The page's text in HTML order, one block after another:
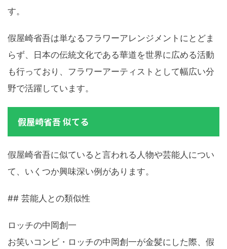
す。
假屋崎省吾は単なるフラワーアレンジメントにとどま
らず、日本の伝統文化である華道を世界に広める活動
も行っており、フラワーアーティストとして幅広い分
野で活躍しています。
假屋崎省吾 似てる
假屋崎省吾に似ていると言われる人物や芸能人につい
て、いくつか興味深い例があります。
## 芸能人との類似性
ロッチの中岡創一
お笑いコンビ・ロッチの中岡創一が金髪にした際、假